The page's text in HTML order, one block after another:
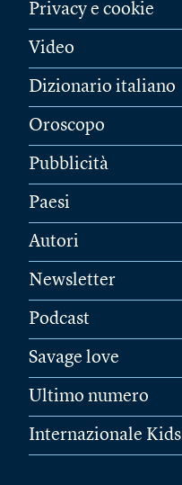
Privacy e cookie
Video
Dizionario italiano
Oroscopo
Pubblicità
Paesi
Autori
Newsletter
Podcast
Savage love
Ultimo numero
Internazionale Kids